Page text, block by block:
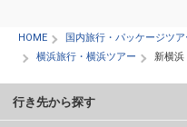
HOME
国内旅行・パッケージツ
横浜旅行・横浜ツアー
新横浜
行き先から探す